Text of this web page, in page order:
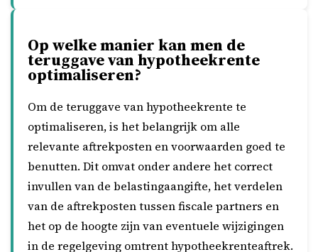
Op welke manier kan men de
teruggave van hypotheekrente
optimaliseren?
Om de teruggave van hypotheekrente te
optimaliseren, is het belangrijk om alle
relevante aftrekposten en voorwaarden goed te
benutten. Dit omvat onder andere het correct
invullen van de belastingaangifte, het verdelen
van de aftrekposten tussen fiscale partners en
het op de hoogte zijn van eventuele wijzigingen
in de regelgeving omtrent hypotheekrenteaftrek.